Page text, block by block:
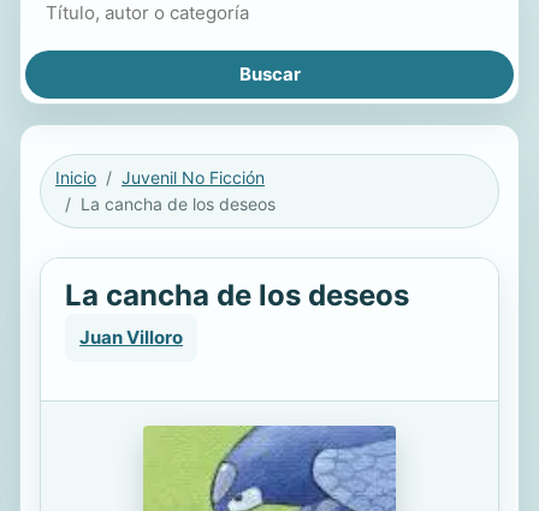
Inicio
Juvenil No Ficción
La cancha de los deseos
La cancha de los deseos
Juan Villoro